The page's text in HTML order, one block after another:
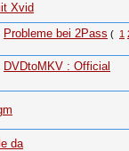
Xvid
Probleme bei 2Pass ( 1
DVDtoMKV : Official
da